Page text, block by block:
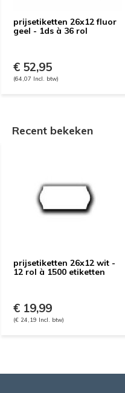
prijsetiketten 26x12 fluor
geel - 1ds à 36 rol
€ 52,95
(64,07 Incl. btw)
Recent bekeken
prijsetiketten 26x12 wit -
12 rol à 1500 etiketten
€ 19,99
(€ 24,19 Incl. btw)